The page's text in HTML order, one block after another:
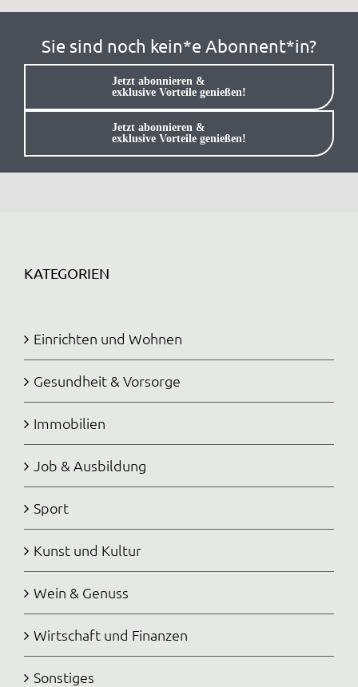
Sie sind noch kein*e Abonnent*in?
Jetzt abonnieren &
exklusive Vorteile genießen!
Jetzt abonnieren &
exklusive Vorteile genießen!
KATEGORIEN
Einrichten und Wohnen
Gesundheit & Vorsorge
Immobilien
Job & Ausbildung
Sport
Kunst und Kultur
Wein & Genuss
Wirtschaft und Finanzen
Sonstiges